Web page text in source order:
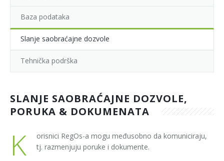
Baza podataka
Slanje saobraćajne dozvole
Tehnička podrška
SLANJE SAOBRAĆAJNE DOZVOLE,
PORUKA & DOKUMENATA
K
orisnici RegOs-a mogu međusobno da komuniciraju,
tj. razmenjuju poruke i dokumente.